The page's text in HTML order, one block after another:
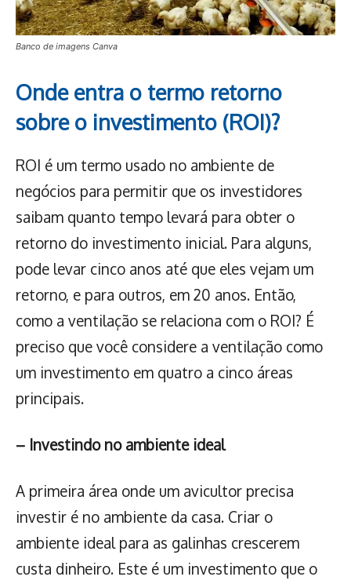
Banco de imagens Canva
Onde entra o termo retorno
sobre o investimento (ROI)?
ROI é um termo usado no ambiente de
negócios para permitir que os investidores
saibam quanto tempo levará para obter o
retorno do investimento inicial. Para alguns,
pode levar cinco anos até que eles vejam um
retorno, e para outros, em 20 anos. Então,
como a ventilação se relaciona com o ROI? É
preciso que você considere a ventilação como
um investimento em quatro a cinco áreas
principais.
– Investindo no ambiente ideal
A primeira área onde um avicultor precisa
investir é no ambiente da casa. Criar o
ambiente ideal para as galinhas crescerem
custa dinheiro. Este é um investimento que o